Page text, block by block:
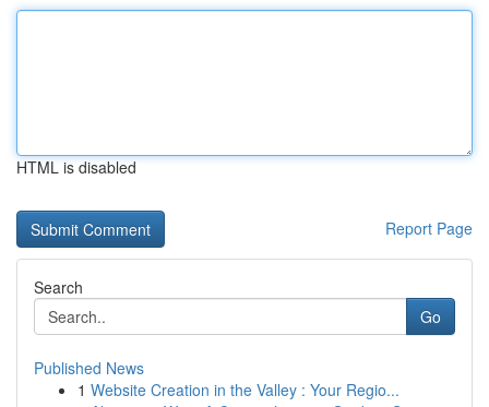
HTML is disabled
Report Page
Search
Go
Published News
1 Website Creation in the Valley : Your Regio...